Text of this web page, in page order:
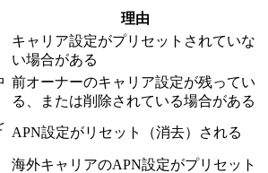
理由
キャリア設定がプリセットされていな
い場合がある
前オーナーのキャリア設定が残ってい
る、または削除されている場合がある
APN設定がリセット（消去）される
海外キャリアのAPN設定がプリセット